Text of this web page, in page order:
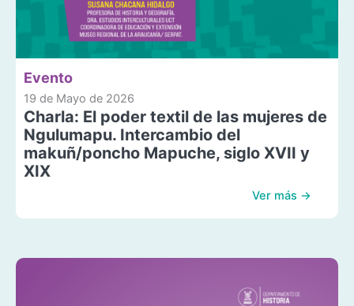
Evento
19 de Mayo de 2026
Charla: El poder textil de las mujeres de
Ngulumapu. Intercambio del
makuñ/poncho Mapuche, siglo XVII y
XIX
Ver más →